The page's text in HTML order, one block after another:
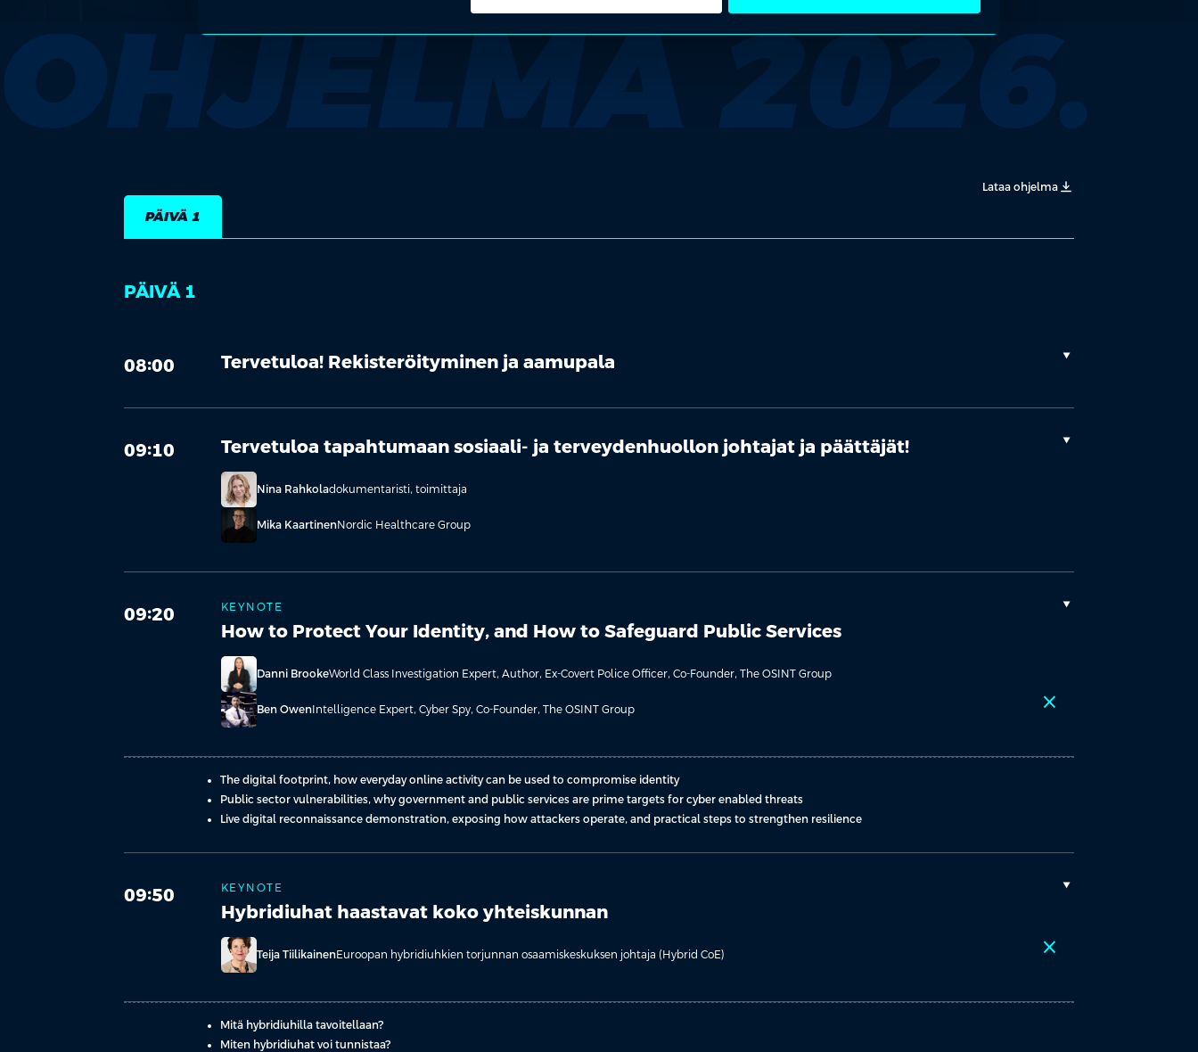
OHJELMA 2026.
Lataa ohjelma
PÄIVÄ 1
PÄIVÄ 1
08:00 Tervetuloa! Rekisteröityminen ja aamupala
09:10 Tervetuloa tapahtumaan sosiaali- ja terveydenhuollon johtajat ja päättäjät!
Nina Rahkoladokumentaristi, toimittaja
Mika KaartinenNordic Healthcare Group
09:20 KEYNOTE
How to Protect Your Identity, and How to Safeguard Public Services
Danni BrookeWorld Class Investigation Expert, Author, Ex-Covert Police Officer, Co-Founder, The OSINT Group
Ben OwenIntelligence Expert, Cyber Spy, Co-Founder, The OSINT Group close
The digital footprint, how everyday online activity can be used to compromise identity
Public sector vulnerabilities, why government and public services are prime targets for cyber enabled threats
Live digital reconnaissance demonstration, exposing how attackers operate, and practical steps to strengthen resilience
09:50 KEYNOTE
Hybridiuhat haastavat koko yhteiskunnan
Teija TiilikainenEuroopan hybridiuhkien torjunnan osaamiskeskuksen johtaja (Hybrid CoE) close
Mitä hybridiuhilla tavoitellaan?
Miten hybridiuhat voi tunnistaa?